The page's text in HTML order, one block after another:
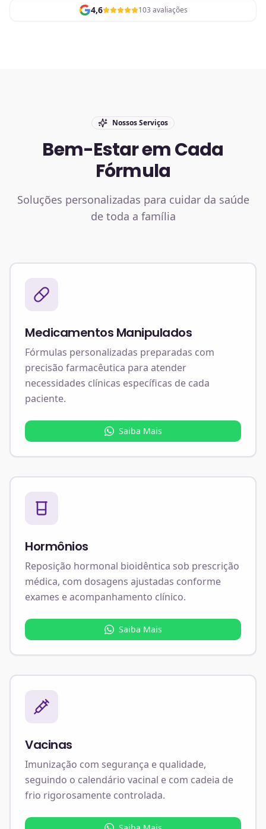
4,6 103 avaliações
Nossos Serviços
Bem-Estar em Cada
Fórmula
Soluções personalizadas para cuidar da saúde
de toda a família
Medicamentos Manipulados
Fórmulas personalizadas preparadas com
precisão farmacêutica para atender
necessidades clínicas específicas de cada
paciente.
Saiba Mais
Hormônios
Reposição hormonal bioidêntica sob prescrição
médica, com dosagens ajustadas conforme
exames e acompanhamento clínico.
Saiba Mais
Vacinas
Imunização com segurança e qualidade,
seguindo o calendário vacinal e com cadeia de
frio rigorosamente controlada.